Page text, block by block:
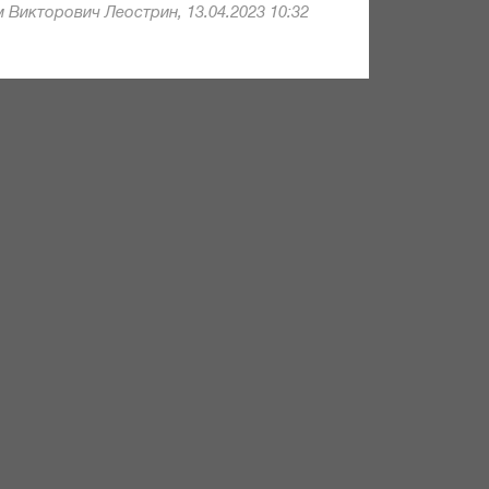
Викторович Леострин, 13.04.2023 10:32